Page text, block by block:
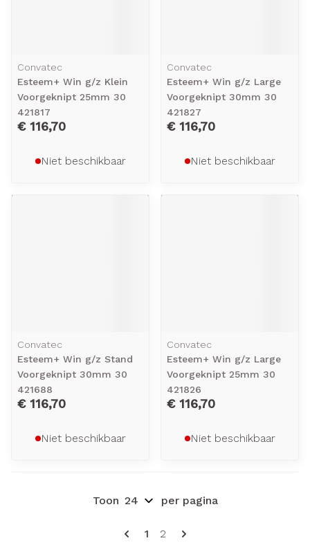
Convatec
Esteem+ Win g/z Klein
Voorgeknipt 25mm 30
421817
€ 116,70
Niet beschikbaar
Convatec
Esteem+ Win g/z Large
Voorgeknipt 30mm 30
421827
€ 116,70
Niet beschikbaar
Convatec
Esteem+ Win g/z Stand
Voorgeknipt 30mm 30
421688
€ 116,70
Niet beschikbaar
Convatec
Esteem+ Win g/z Large
Voorgeknipt 25mm 30
421826
€ 116,70
Niet beschikbaar
Pagina's
U lees momenteel pagina
1 Pagina
2
Toon per pagina